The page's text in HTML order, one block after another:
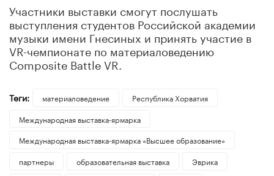
Участники выставки смогут послушать
выступления студентов Российской академии
музыки имени Гнесиных и принять участие в
VR-чемпионате по материаловедению
Composite Battle VR.
Теги: материаловедение
Республика Хорватия
Международная выставка-ярмарка
Международная выставка-ярмарка «Высшее образование»
партнеры
образовательная выставка
Эврика